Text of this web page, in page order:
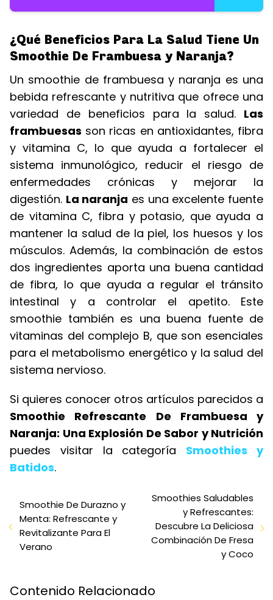
¿Qué Beneficios Para La Salud Tiene Un
Smoothie De Frambuesa y Naranja?
Un smoothie de frambuesa y naranja es una
bebida refrescante y nutritiva que ofrece una
variedad de beneficios para la salud. Las
frambuesas son ricas en antioxidantes, fibra
y vitamina C, lo que ayuda a fortalecer el
sistema inmunológico, reducir el riesgo de
enfermedades crónicas y mejorar la
digestión. La naranja es una excelente fuente
de vitamina C, fibra y potasio, que ayuda a
mantener la salud de la piel, los huesos y los
músculos. Además, la combinación de estos
dos ingredientes aporta una buena cantidad
de fibra, lo que ayuda a regular el tránsito
intestinal y a controlar el apetito. Este
smoothie también es una buena fuente de
vitaminas del complejo B, que son esenciales
para el metabolismo energético y la salud del
sistema nervioso.
Si quieres conocer otros artículos parecidos a
Smoothie Refrescante De Frambuesa y
Naranja: Una Explosión De Sabor y Nutrición
puedes visitar la categoría Smoothies y
Batidos.
Smoothie De Durazno y
Menta: Refrescante y
Revitalizante Para El
Verano
Smoothies Saludables
y Refrescantes:
Descubre La Deliciosa
Combinación De Fresa
y Coco
Contenido Relacionado